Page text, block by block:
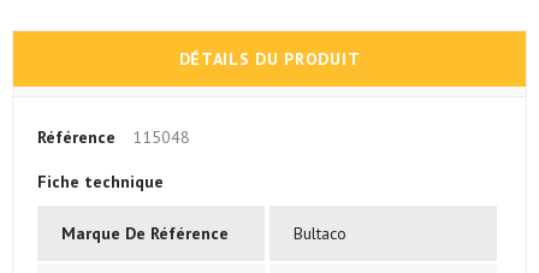
DÉTAILS DU PRODUIT
Référence 115048
Fiche technique
Marque De Référence Bultaco